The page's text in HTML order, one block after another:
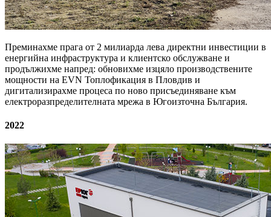
Преминахме прага от 2 милиарда лева директни инвестиции в
енергийна инфраструктура и клиентско обслужване и
продължихме напред: обновихме изцяло производствените
мощности на EVN Топлофикация в Пловдив и
дигитализирахме процеса по ново присъединяване към
електроразпределителната мрежа в Югоизточна България.
2022